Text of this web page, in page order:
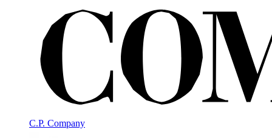
C.P. Company